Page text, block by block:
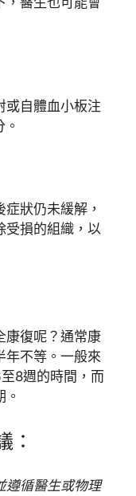
或自體血小板注
狀仍未緩解，
受損的組織，以
康復呢？通常康
年不等。一般來
8週的時間，而
：
遵循醫生或物理